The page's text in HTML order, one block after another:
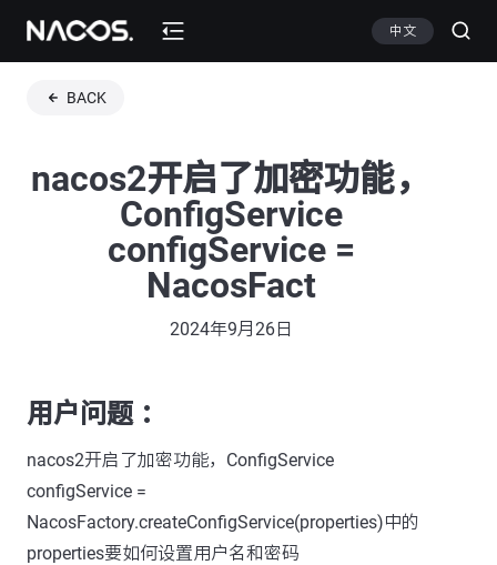
中文
BACK
nacos2开启了加密功能，
ConfigService
configService =
NacosFact
2024年9月26日
用户问题 ：
nacos2开启了加密功能，ConfigService
configService =
NacosFactory.createConfigService(properties)中的
properties要如何设置用户名和密码